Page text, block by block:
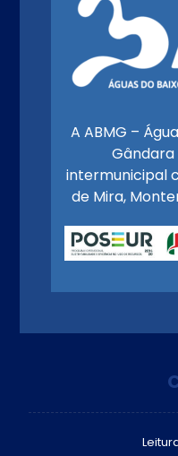
A ABMG –
intermunicipal
de Mira,